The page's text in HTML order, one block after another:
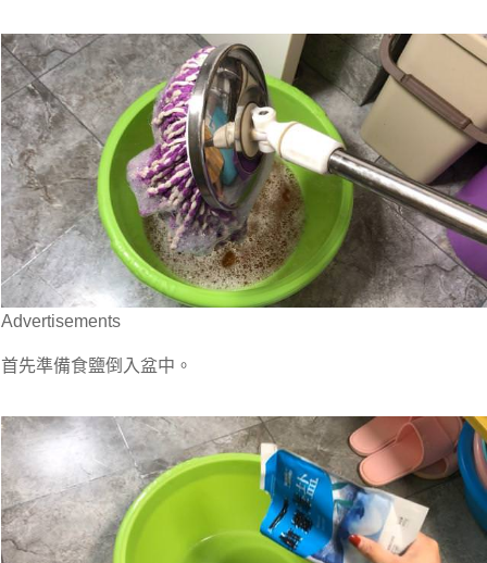
Advertisements
首先準備食鹽倒入盆中。